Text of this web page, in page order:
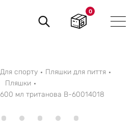
Пошук
товарів
0
Для спорту
Пляшки для пиття
Пляшки
мл тританова B-60014018